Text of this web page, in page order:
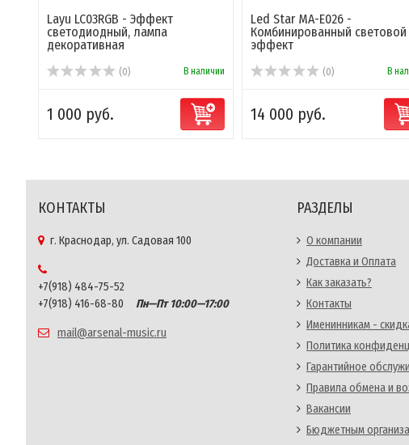
Layu LC03RGB - Эффект
светодиодный, лампа
декоративная
(0) В наличии
1 000 руб.
Led Star MA-E026 -
Комбинированный световой
эффект
(0) В
14 000 руб.
КОНТАКТЫ
г. Краснодар, ул. Садовая 100
+7(918) 484-75-52
+7(918) 416-68-80
Пн—Пт 10:00—17:00
mail@arsenal-music.ru
РАЗДЕЛЫ
О компании
Доставка и Оплата
Как заказать?
Контакты
Именинникам -
Политика
Гарантийное
Правила обмена и
Вакансии
Бюджетным